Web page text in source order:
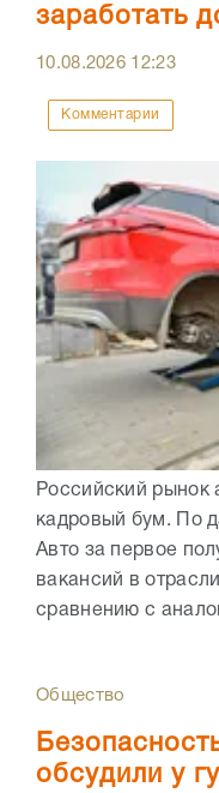
заработать
10.08.2026 12:23
Комментарии
Российский рынок
кадровый бум. По
Авто за первое
вакансий в
сравнению с
Общество
обсудили у